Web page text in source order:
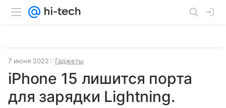
7 июня 2022 Гаджеты
iPhone 15 лишится порта
для зарядки Lightning.